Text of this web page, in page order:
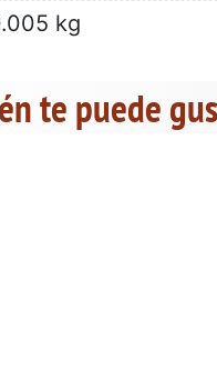
kg
te puede